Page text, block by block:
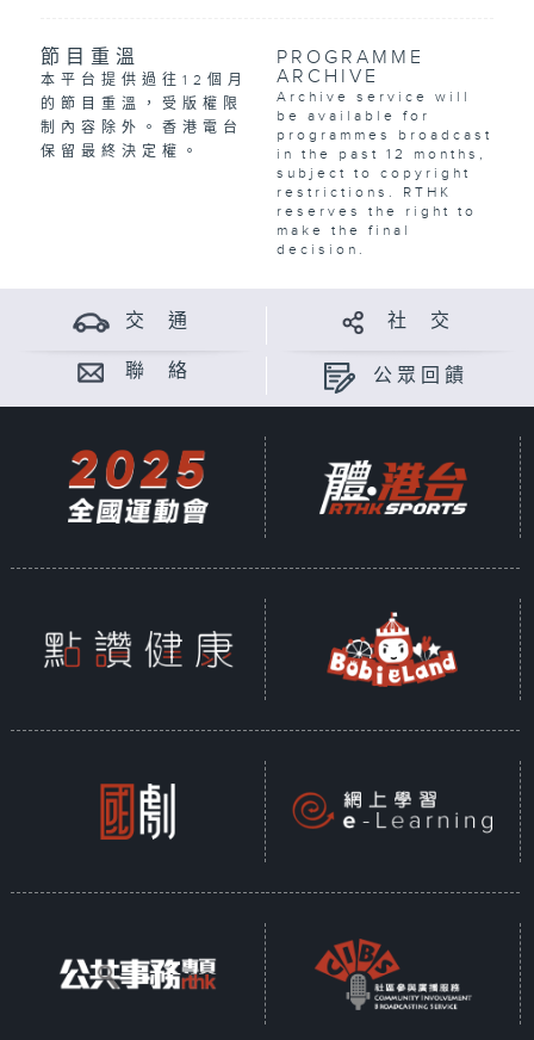
節目重溫
本平台提供過往12個月
的節目重溫，受版權限
制內容除外。香港電台
保留最終決定權。
PROGRAMME
ARCHIVE
Archive service will
be available for
programmes broadcast
in the past 12 months,
subject to copyright
restrictions. RTHK
reserves the right to
make the final
decision.
交 通 社 交
聯 絡 公眾回饋